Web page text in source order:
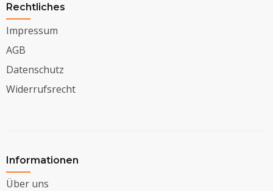
Rechtliches
Impressum
AGB
Datenschutz
Widerrufsrecht
Informationen
Über uns